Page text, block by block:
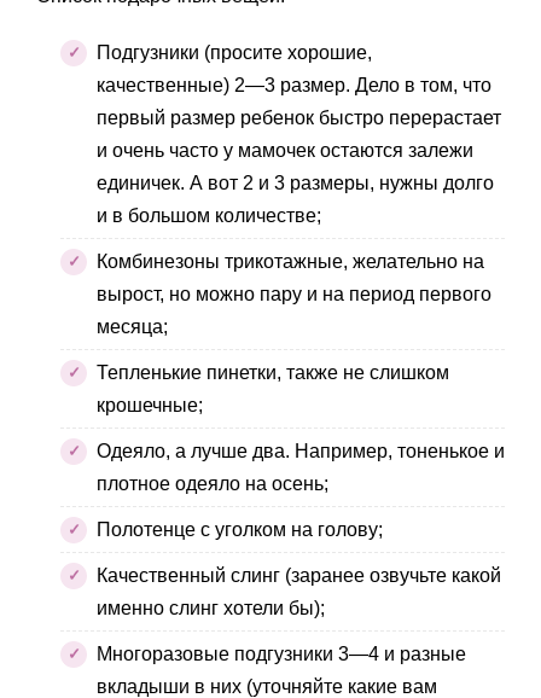
Подгузники (просите хорошие,
качественные) 2—3 размер. Дело в том, что
первый размер ребенок быстро перерастает
и очень часто у мамочек остаются залежи
единичек. А вот 2 и 3 размеры, нужны долго
и в большом количестве;
Комбинезоны трикотажные, желательно на
вырост, но можно пару и на период первого
месяца;
Тепленькие пинетки, также не слишком
крошечные;
Одеяло, а лучше два. Например, тоненькое и
плотное одеяло на осень;
Полотенце с уголком на голову;
Качественный слинг (заранее озвучьте какой
именно слинг хотели бы);
Многоразовые подгузники 3—4 и разные
вкладыши в них (уточняйте какие вам